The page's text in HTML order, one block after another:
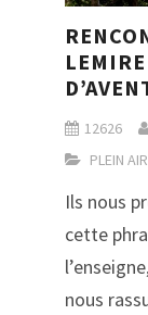
12626
PLEIN AIR
Ils nous
cette
nous